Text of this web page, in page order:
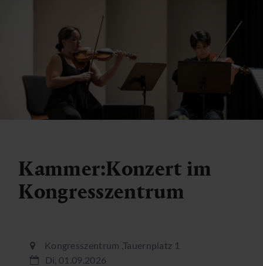
Kammer:Konzert im
Kongresszentrum
Kongresszentrum ,Tauernplatz 1
Di, 01.09.2026